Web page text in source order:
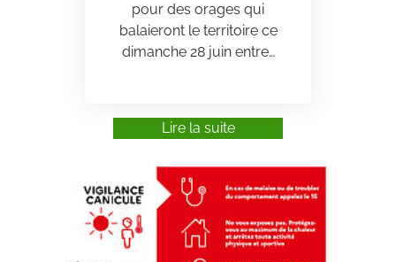
pour des orages qui
balaieront le territoire ce
dimanche 28 juin entre…
Lire la suite